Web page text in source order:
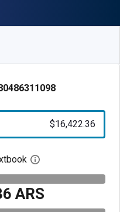
$16,422.36
Abre el cuadro de
ARS